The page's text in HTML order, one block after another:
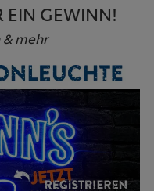
EIN GEWINN!
mehr